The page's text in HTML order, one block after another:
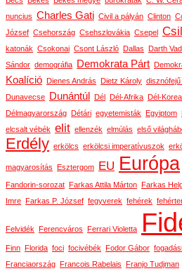
nuncius Charles Gati Civil a pályán Clinton
József Csehország Csehszlovákia Csepel
katonák Csokonai Csont László Dallas Darth
Sándor demográfia Demokrata Párt
Koalíció
Dienes András Dietz Károly
Dunavecse Dunántúl Dél Dél-Afrika Dél-Korea
Délmagyarország
Détári egyetemisták Egyiptom
elcsalt vébék elit ellenzék elmúlás első
Erdély erkölcs erkölcsi imperatívuszok
magyarosítás Esztergom EU Európa
Fandorin-sorozat Farkas Attila Márton Farkas
Imre
Farkas P. József fegyverek fehérek
Felvidék Ferencváros Ferrari Violetta
Finn Florida foci focivébék Fodor Gábor
Franciaország
Francois Rabelais Franjo Tudjman